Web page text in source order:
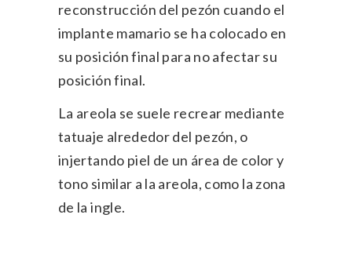
reconstrucción del pezón cuando el
implante mamario se ha colocado en
su posición final para no afectar su
posición final.
La areola se suele recrear mediante
tatuaje alrededor del pezón, o
injertando piel de un área de color y
tono similar a la areola, como la zona
de la ingle.